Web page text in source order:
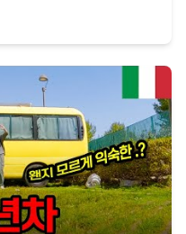
네요. 앞으로 차차 현재 시
영상들을 올릴 예정이니
을 안겨주고 있는 것 같
리되며 느낀 점들도 많고,
야기들을 라이브에서 여러
, 12월 10일에 라이브 방송
에서는 여행이 마무리된 계
의 계획들을 좀 더 자세히
소통하는 시간이 되기를 바
주셔